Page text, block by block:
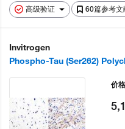
高级验证 60篇参考文
Invitrogen
Phospho-Tau (Ser262)
价